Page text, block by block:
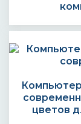
цветов